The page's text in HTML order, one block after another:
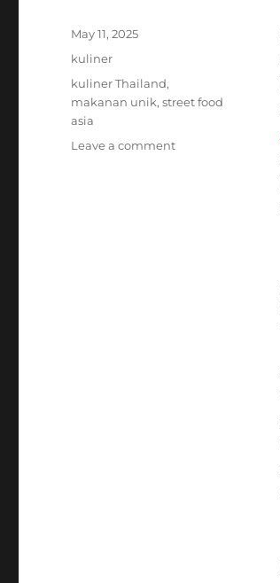
Posted
on
May 11, 2025
Categories
kuliner
Tags
kuliner Thailand,
makanan unik,street food
asia
Leave a commenton